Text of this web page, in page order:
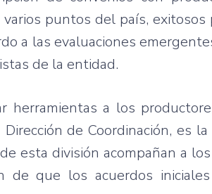
varios puntos del país, exitosos
a las evaluaciones
de la entidad.
herramientas a los
Dirección deCoordinación,es
de esta división acompañan a los
deque los acuerdos iniciales